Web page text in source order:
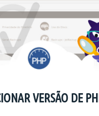
VERSÃO DE